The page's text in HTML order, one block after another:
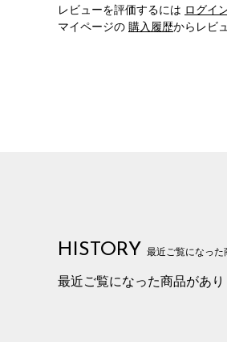
レビューを評価するには ログイ
マイページの 購入履歴からレビ
HISTORY 最近ご覧になった
最近ご覧になった商品があり